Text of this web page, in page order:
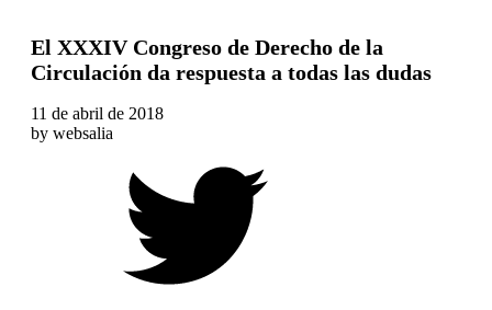
El XXXIV Congreso de Derecho de la
Circulación da respuesta a todas las dudas
11 de abril de 2018
by websalia